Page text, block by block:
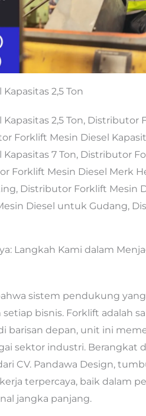
2,5 Ton
2,5 Ton, Distributor
Forklift Mesin Diesel
7 Ton, Distributor
Forklift Mesin Diesel Merk
Distributor Forklift Mesin
Diesel untuk Gudang,
Langkah Kami dalam
sistem pendukung
bisnis. Forklift adalah
barisan depan, unit ini
sektor industri. Berangkat
CV. Pandawa Design,
terpercaya, baik dalam
jangka panjang.